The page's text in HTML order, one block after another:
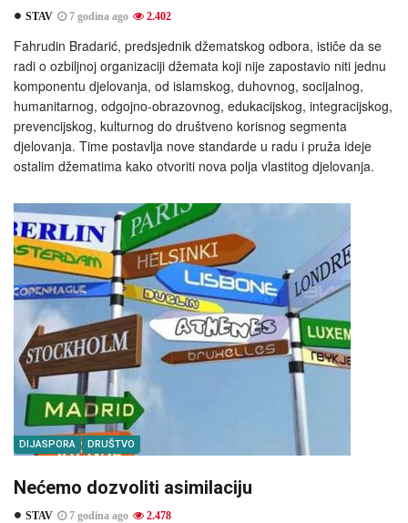
STAV 7 godina ago 2.402
Fahrudin Bradarić, predsjednik džematskog odbora, ističe da se
radi o ozbiljnoj organizaciji džemata koji nije zapostavio niti jednu
komponentu djelovanja, od islamskog, duhovnog, socijalnog,
humanitarnog, odgojno-obrazovnog, edukacijskog, integracijskog,
prevencijskog, kulturnog do društveno korisnog segmenta
djelovanja. Time postavlja nove standarde u radu i pruža ideje
ostalim džematima kako otvoriti nova polja vlastitog djelovanja.
DIJASPORA DRUŠTVO
Nećemo dozvoliti asimilaciju
STAV 7 godina ago 2.478